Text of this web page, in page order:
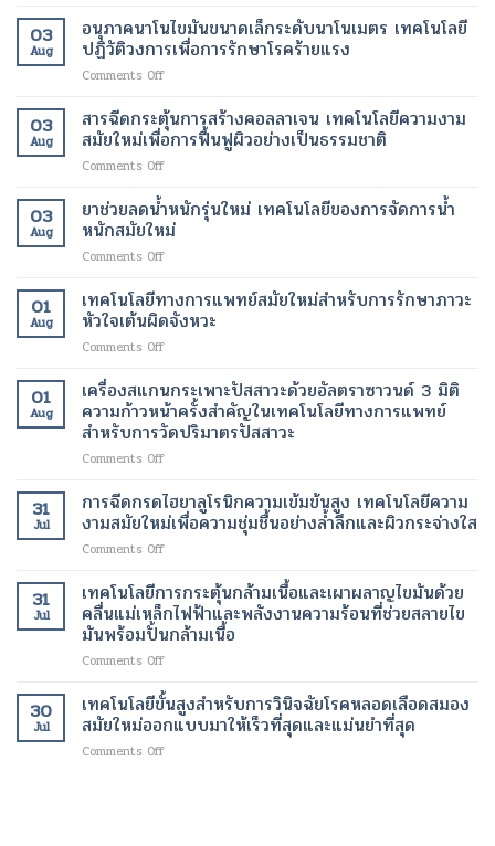
ของ
ผู้
ป่วย
ที่
กระจ่าง
ดี
ขึ้น
ใหม่
เพื่อ
การ
ปรับ
ร่าง
และ
โดย
ไม่
ต้อง
บำบัด
ด้วย
เซลล์
ต้น
ฟื้นฟู
เนื้อเยื่อ
ให้
กลับ
ตาม
ปกติ
อีก
เทคโนโลยี
ทางการ
แพทย์
สมัย
03
Aug
อนุภาคนาโนไขมันขนาดเล็กระดับนาโนเมตร เทคโนโลยี
ปฏิวัติวงการเพื่อการรักษาโรคร้ายแรง
Comments Offon
นาโน
ไข
มัน
ขนาด
ระดับ
นาโน
วงการ
เพื่อ
ร้าย
แรง
03
Aug
สารฉีดกระตุ้นการสร้างคอลลาเจน เทคโนโลยีความงาม
สมัยใหม่เพื่อการฟื้นฟูผิวอย่างเป็นธรรมชาติ
Comments Offon
ฉีด
กระตุ้น
การ
สร้าง
ล
ลา
งาม
สมัย
ใหม่
ผิว
อย่าง
เป็น
03
Aug
ยาช่วยลดน้ำหนักรุ่นใหม่ เทคโนโลยีของการจัดการน้ำ
หนักสมัยใหม่
Comments Offon
ช่วย
ลด
น้ำ
หนัก
ใหม่
เทคโนโลยี
ของ
การ
จัดการ
หนัก
สมัย
01
Aug
เทคโนโลยีทางการแพทย์สมัยใหม่สำหรับการรักษาภาวะ
หัวใจเต้นผิดจังหวะ
Comments Offon
ทางการ
แพทย์
สมัย
ใหม่
สำหรับ
รักษา
ภาวะ
หัวใจ
เต้น
จังหวะ
01
Aug
เครื่องสแกนกระเพาะปัสสาวะด้วยอัลตราซาวนด์ 3 มิติ
ความก้าวหน้าครั้งสำคัญในเทคโนโลยีทางการแพทย์
สำหรับการวัดปริมาตรปัสสาวะ
Comments Offon
สแกน
กระเพาะ
ปัสสาวะ
ด้วย
ซา
วนด์
3
มิติ
ความ
ครั้ง
สำคัญ
31
Jul
การฉีดกรดไฮยาลูโรนิกความเข้มข้นสูง เทคโนโลยีความ
งามสมัยใหม่เพื่อความชุ่มชื้นอย่างล้ำลึกและผิวกระจ่างใส
Comments Offon
ฉีด
กรด
ไฮ
ยา
ลู
นิก
ความ
เข้ม
ข้น
31
Jul
เทคโนโลยีการกระตุ้นกล้ามเนื้อและเผาผลาญไขมันด้วย
คลื่นแม่เหล็กไฟฟ้าและพลังงานความร้อนที่ช่วยสลายไข
มันพร้อมปั้นกล้ามเนื้อ
Comments Offon
การก
ระ
ตุ้
นก
30
Jul
เทคโนโลยีขั้นสูงสำหรับการวินิจฉัยโรคหลอดเลือดสมอง
สมัยใหม่ออกแบบมาให้เร็วที่สุดและแม่นยำที่สุด
Comments Offon